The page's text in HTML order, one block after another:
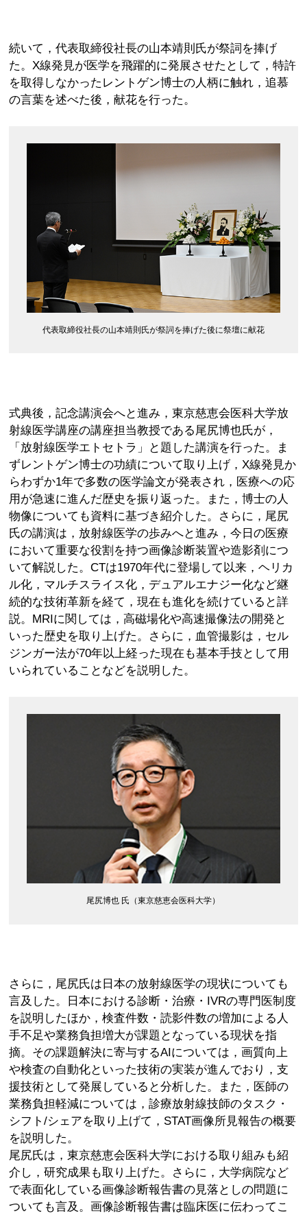
続いて，代表取締役社長の山本靖則氏が祭詞を捧げ
た。X線発見が医学を飛躍的に発展させたとして，特許
を取得しなかったレントゲン博士の人柄に触れ，追慕
の言葉を述べた後，献花を行った。
代表取締役社長の山本靖則氏が祭詞を捧げた後に祭壇に献花
式典後，記念講演会へと進み，東京慈恵会医科大学放
射線医学講座の講座担当教授である尾尻博也氏が，
「放射線医学エトセトラ」と題した講演を行った。ま
ずレントゲン博士の功績について取り上げ，X線発見か
らわずか1年で多数の医学論文が発表され，医療への応
用が急速に進んだ歴史を振り返った。また，博士の人
物像についても資料に基づき紹介した。さらに，尾尻
氏の講演は，放射線医学の歩みへと進み，今日の医療
において重要な役割を持つ画像診断装置や造影剤につ
いて解説した。CTは1970年代に登場して以来，ヘリカ
ル化，マルチスライス化，デュアルエナジー化など継
続的な技術革新を経て，現在も進化を続けていると詳
説。MRIに関しては，高磁場化や高速撮像法の開発と
いった歴史を取り上げた。さらに，血管撮影は，セル
ジンガー法が70年以上経った現在も基本手技として用
いられていることなどを説明した。
尾尻博也 氏（東京慈恵会医科大学）
さらに，尾尻氏は日本の放射線医学の現状についても
言及した。日本における診断・治療・IVRの専門医制度
を説明したほか，検査件数・読影件数の増加による人
手不足や業務負担増大が課題となっている現状を指
摘。その課題解決に寄与するAIについては，画質向上
や検査の自動化といった技術の実装が進んでおり，支
援技術として発展していると分析した。また，医師の
業務負担軽減については，診療放射線技師のタスク・
シフト/シェアを取り上げて，STAT画像所見報告の概要
を説明した。
尾尻氏は，東京慈恵会医科大学における取り組みも紹
介し，研究成果も取り上げた。さらに，大学病院など
で表面化している画像診断報告書の見落としの問題に
ついても言及。画像診断報告書は臨床医に伝わってこ